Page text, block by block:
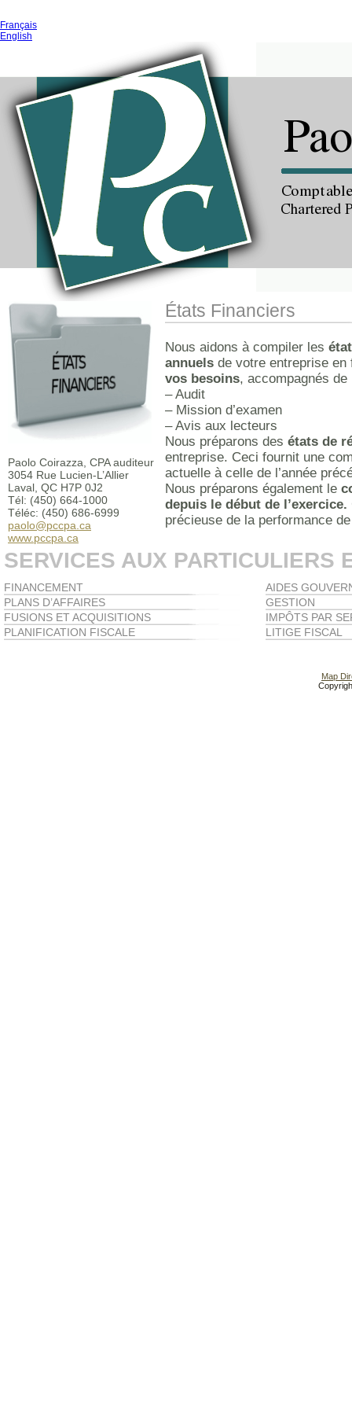
Français
English
Paolo Coirazza, CPA auditeur
3054 Rue Lucien-L’Allier
Laval, QC H7P 0J2
Tél: (450) 664-1000
Téléc: (450) 686-6999
paolo@pccpa.ca
www.pccpa.ca
États Financiers
Nous aidons à compiler les
annuels de votre entreprise
vos besoins, accompagnés de
– Audit
– Mission d’examen
– Avis aux lecteurs
Nous préparons des états de
entreprise. Ceci fournit une
actuelle à celle de l’année
Nous préparons également le
depuis le début de l’exercice.
précieuse de la performance
SERVICES AUX PARTICULIERS
FINANCEMENT
PLANS D’AFFAIRES
FUSIONS ET ACQUISITIONS
PLANIFICATION FISCALE
AIDES
GESTION
IMPÔTS PAR
LITIGE FISCAL
Map